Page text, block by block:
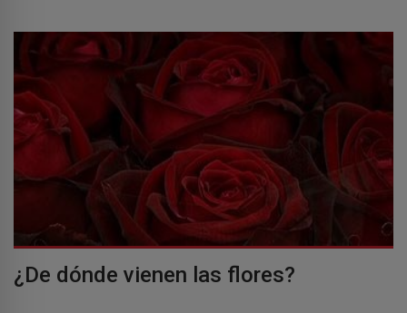
¿De dónde vienen las flores?